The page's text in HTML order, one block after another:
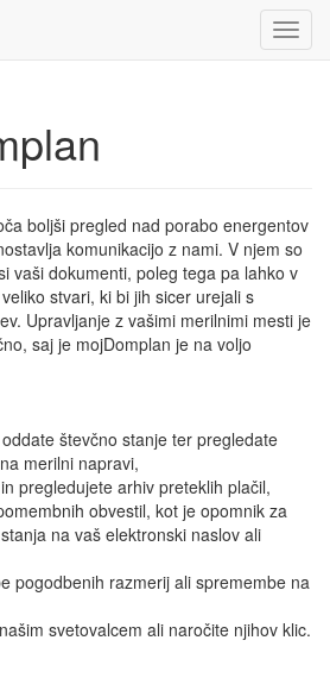
boljši pregled nad porabo energentov
komunikacijo z nami. V njem so
vaši dokumenti, poleg tega pa lahko v
stvari, ki bi jih sicer urejali s
Upravljanje z vašimi merilnimi mesti je
saj je mojDomplan je na voljo
števčno stanje ter pregledate
merilni napravi,
pregledujete arhiv preteklih plačil,
obvestil, kot je opomnik za
na vaš elektronski naslov ali
pogodbenih razmerij ali spremembe na
svetovalcem ali naročite njihov klic.